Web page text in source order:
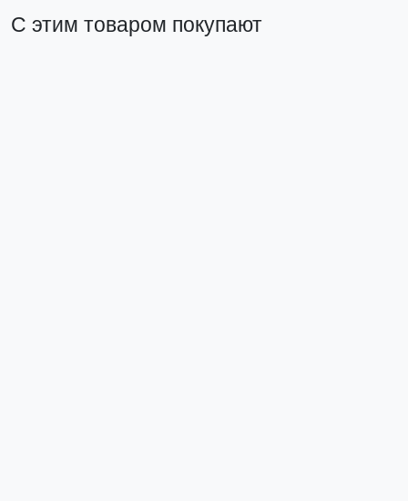
С этим товаром покупают